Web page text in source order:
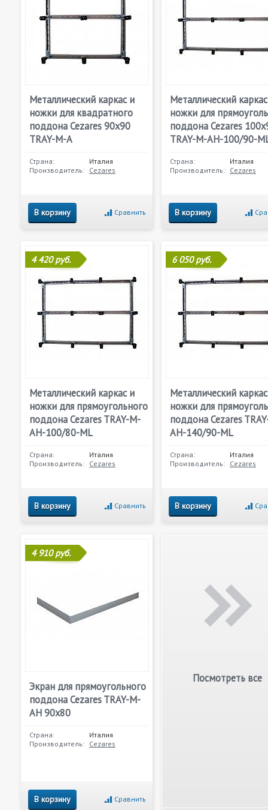
Металлический каркас и
ножки для квадратного
поддона Cezares 90х90
TRAY-M-A
Страна:
Италия
Производитель: Cezares
В корзину Сравнить
Металлический
ножки для
поддона Cezares
TRAY-M-AH-100/90-
Страна:
Италия
Производитель: Cezares
В корзину
4 420 руб.
Металлический каркас и
ножки для прямоугольного
поддона Cezares TRAY-M-
AH-100/80-ML
Страна:
Италия
Производитель: Cezares
В корзину Сравнить
6 050 руб.
Металлический
ножки для
поддона Cezares
AH-140/90-ML
Страна:
Италия
Производитель: Cezares
В корзину
4 910 руб.
Экран для прямоугольного
поддона Cezares TRAY-M-
AH 90х80
Страна:
Италия
Производитель: Cezares
В корзину Сравнить
Посмотреть все